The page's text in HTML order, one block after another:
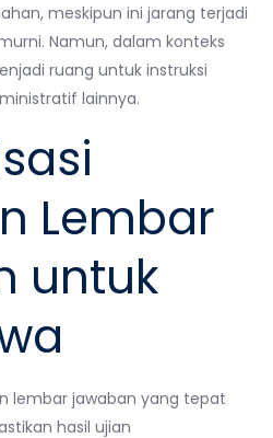
meskipun ini jarang terjadi
Namun, dalam konteks
ruang untuk instruksi
lainnya.
Lembar
untuk
lembar jawaban yang tepat
hasil ujian